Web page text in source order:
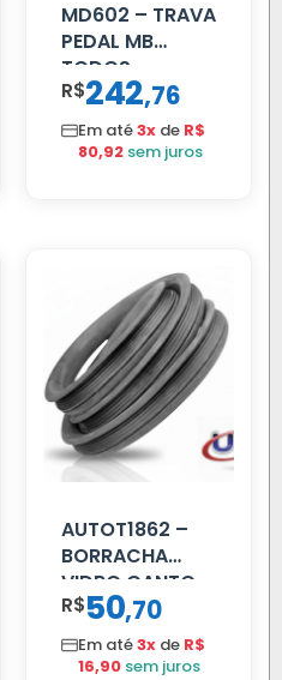
MD602 – TRAVA
PEDAL MB
TODOS
R$242,76
Em até3x de R$
80,92 sem juros
AUTOT1862 –
BORRACHA
VIDRO CANTO
VOLVO NL
80/88…
R$50,70
Em até3x de R$
16,90 sem juros